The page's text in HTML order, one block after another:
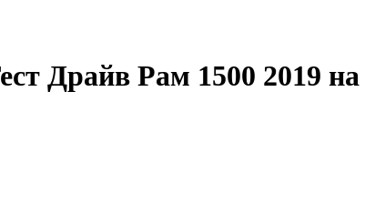
Драйв Рам 1500 2019 на